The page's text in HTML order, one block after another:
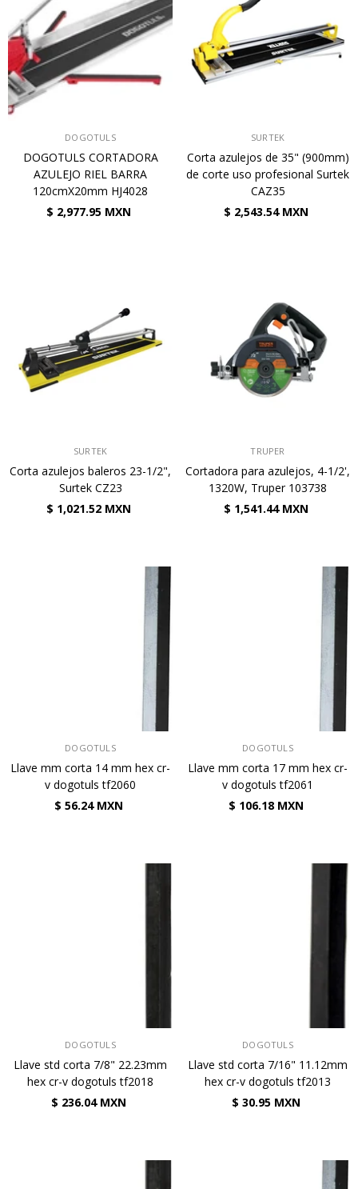
DOGOTULS
DOGOTULS CORTADORA
AZULEJO RIEL BARRA
120cmX20mm HJ4028
$ 2,977.95 MXN
SURTEK
Corta azulejos de 35" (900mm)
de corte uso profesional Surtek
CAZ35
$ 2,543.54 MXN
SURTEK
Corta azulejos baleros 23-1/2",
Surtek CZ23
$ 1,021.52 MXN
TRUPER
Cortadora para azulejos, 4-1/2',
1320W, Truper 103738
$ 1,541.44 MXN
DOGOTULS
Llave mm corta 14 mm hex cr-
v dogotuls tf2060
$ 56.24 MXN
DOGOTULS
Llave mm corta 17 mm hex cr-
v dogotuls tf2061
$ 106.18 MXN
DOGOTULS
Llave std corta 7/8" 22.23mm
hex cr-v dogotuls tf2018
$ 236.04 MXN
DOGOTULS
Llave std corta 7/16" 11.12mm
hex cr-v dogotuls tf2013
$ 30.95 MXN